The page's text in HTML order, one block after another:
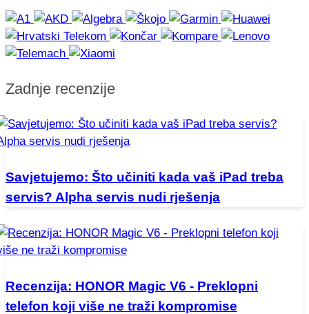
Zadnje recenzije
Savjetujemo: Što učiniti kada vaš iPad treba
servis? Alpha servis nudi rješenja
Recenzija: HONOR Magic V6 - Preklopni
telefon koji više ne traži kompromise